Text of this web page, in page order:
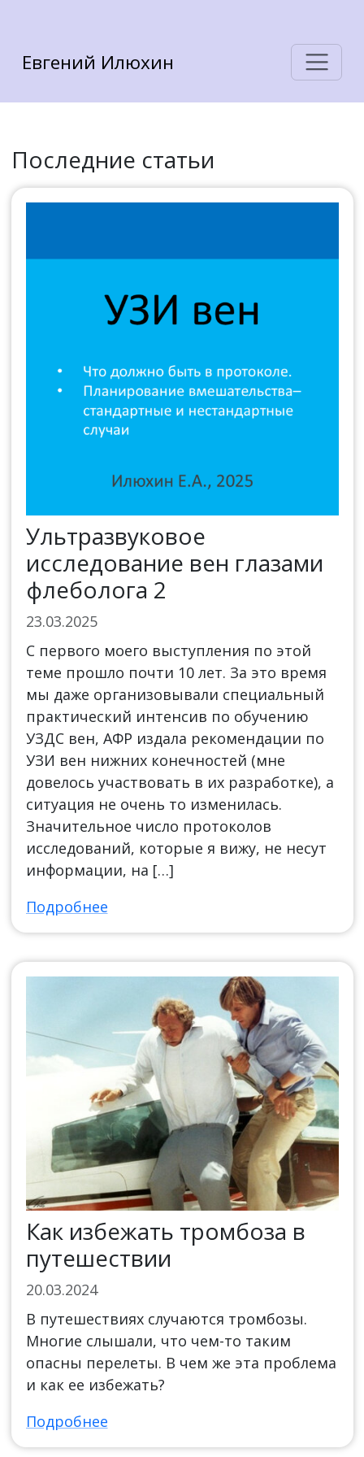
Евгений Илюхин
Последние статьи
Ультразвуковое
исследование вен глазами
флеболога 2
23.03.2025
С первого моего выступления по этой
теме прошло почти 10 лет. За это время
мы даже организовывали специальный
практический интенсив по обучению
УЗДС вен, АФР издала рекомендации по
УЗИ вен нижних конечностей (мне
довелось участвовать в их разработке), а
ситуация не очень то изменилась.
Значительное число протоколов
исследований, которые я вижу, не несут
информации, на […]
Подробнее
Как избежать тромбоза в
путешествии
20.03.2024
В путешествиях случаются тромбозы.
Многие слышали, что чем-то таким
опасны перелеты. В чем же эта проблема
и как ее избежать?
Подробнее